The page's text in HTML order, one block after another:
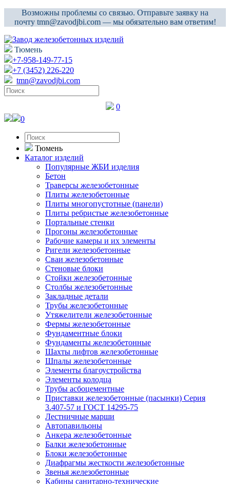
Возможны проблемы со связью. Отправьте заявку на
почту tmn@zavodjbi.com — мы обязательно вам ответим!
Тюмень
+7-958-149-77-15
+7 (3452) 226-220
tmn@zavodjbi.com
0
0
Тюмень
Каталог изделий
Популярные ЖБИ изделия
Бетон
Траверсы железобетонные
Плиты железобетонные
Плиты многопустотные (панели)
Плиты ребристые железобетонные
Портальные стенки
Прогоны железобетонные
Рабочие камеры и их элементы
Ригели железобетонные
Сваи железобетонные
Стеновые блоки
Стойки железобетонные
Столбы железобетонные
Закладные детали
Трубы железобетонные
Утяжелители железобетонные
Фермы железобетонные
Фундаментные блоки
Фундаменты железобетонные
Шахты лифтов железобетонные
Шпалы железобетонные
Элементы благоустройства
Элементы колодца
Трубы асбоцементные
Приставки железобетонные (пасынки) Серия
3.407-57 и ГОСТ 14295-75
Лестничные марши
Автопавильоны
Анкера железобетонные
Балки железобетонные
Блоки железобетонные
Диафрагмы жесткости железобетонные
Звенья железобетонные
Кабины санитарно-технические